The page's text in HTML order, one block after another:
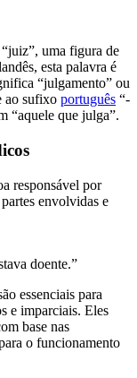
uma figura de
esta palavra é
“julgamento” ou
ao sufixo português “-
“aquele que julga”.
responsável por
envolvidas e
doente.”
essenciais para
e imparciais. Eles
base nas
o funcionamento